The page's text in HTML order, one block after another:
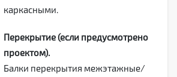
каркасными.
Перекрытие (если предусмотрено
проектом).
Балки перекрытия межэтажные/